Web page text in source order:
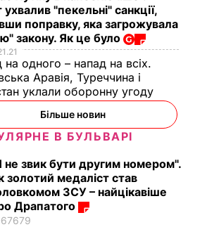
"пекельні" санкції,
поправку, яка загрожувала
закону. Як це було
на одного – напад на всіх.
Аравія, Туреччина і
уклали оборонну угоду
Більше новин
В БУЛЬВАРІ
не звик бути другим номером".
золотий медаліст став
ЗСУ – найцікавіше
Драпатого
67679